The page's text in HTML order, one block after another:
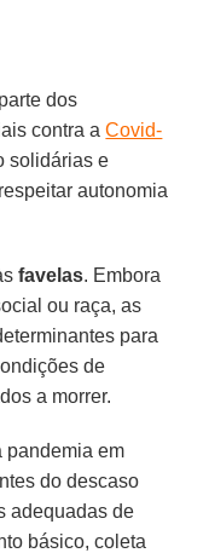
dos
contra aCovid-
solidárias e
autonomia
favelas. Embora
ou raça, as
para
de
a morrer.
pandemia em
do descaso
adequadas de
básico, coleta